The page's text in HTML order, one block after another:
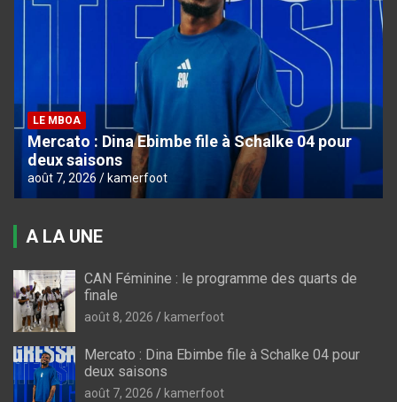
LE MBOA
Mercato : Dina Ebimbe file à Schalke 04 pour
deux saisons
août 7, 2026 kamerfoot
A LA UNE
CAN Féminine : le programme des quarts de
finale
août 8, 2026 kamerfoot
Mercato : Dina Ebimbe file à Schalke 04 pour
deux saisons
août 7, 2026 kamerfoot